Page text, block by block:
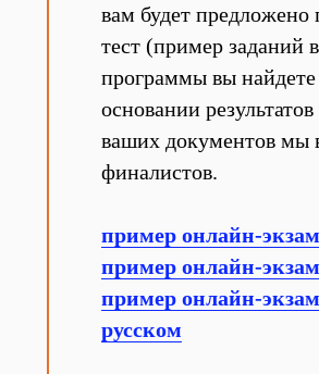
вам будет предложено
тест (пример заданий
программы вы
основании
ваших документов мы
финалистов.
пример онлайн-
пример онлайн-
пример онлайн-
русском